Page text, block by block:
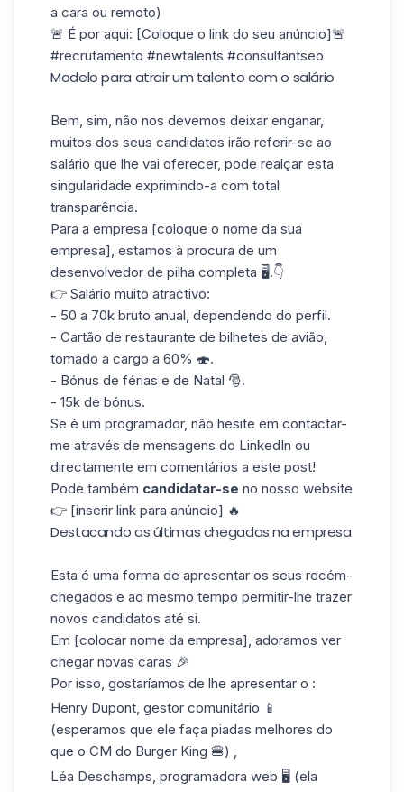
a cara ou remoto)
🚨 É por aqui: [Coloque o link do seu anúncio]🚨
#recrutamento #newtalents #consultantseo
Modelo para atrair um talento com o salário
Bem, sim, não nos devemos deixar enganar,
muitos dos seus candidatos irão referir-se ao
salário que lhe vai oferecer, pode realçar esta
singularidade exprimindo-a com total
transparência.
Para a empresa [coloque o nome da sua
empresa], estamos à procura de um
desenvolvedor de pilha completa 🖥️.👇
👉 Salário muito atractivo:
- 50 a 70k bruto anual, dependendo do perfil.
- Cartão de restaurante de bilhetes de avião,
tomado a cargo a 60% 🍣.
- Bónus de férias e de Natal 🎅.
- 15k de bónus.
Se é um programador, não hesite em contactar-
me através de mensagens do LinkedIn ou
directamente em comentários a este post!
Pode também candidatar-se no nosso website
👉 [inserir link para anúncio] 🔥
Destacando as últimas chegadas na empresa
Esta é uma forma de apresentar os seus recém-
chegados e ao mesmo tempo permitir-lhe trazer
novos candidatos até si.
Em [colocar nome da empresa], adoramos ver
chegar novas caras 🎉
Por isso, gostaríamos de lhe apresentar o :
Henry Dupont, gestor comunitário 📱
(esperamos que ele faça piadas melhores do
que o CM do Burger King 🍔) ,
Léa Deschamps, programadora web 🖥️ (ela